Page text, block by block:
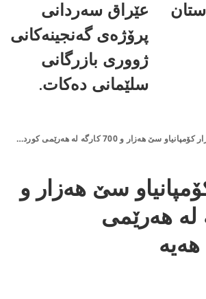
عێراق سەردانی
پرۆژەی گەنجینەکانی
ژووری بازرگانی
سلێمانی دەکات.
كۆمپانیاو سێ هه‌زار و
له‌ هه‌رێمی‌